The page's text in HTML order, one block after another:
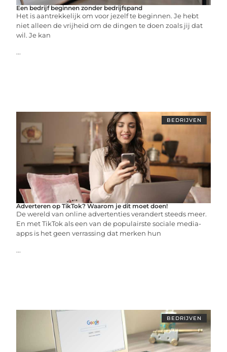
Een bedrijf beginnen zonder bedrijfspand
Het is aantrekkelijk om voor jezelf te beginnen. Je hebt
niet alleen de vrijheid om de dingen te doen zoals jij dat
wil. Je kan
...
BEDRIJVEN
Adverteren op TikTok? Waarom je dit moet doen!
De wereld van online advertenties verandert steeds meer.
En met TikTok als een van de populairste sociale media-
apps is het geen verrassing dat merken hun
...
BEDRIJVEN